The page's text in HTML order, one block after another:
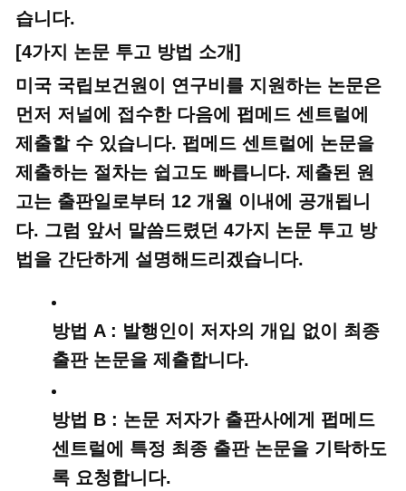
습니다.
[4가지 논문 투고 방법 소개]
미국 국립보건원이 연구비를 지원하는 논문은
먼저 저널에 접수한 다음에 펍메드 센트럴에
제출할 수 있습니다. 펍메드 센트럴에 논문을
제출하는 절차는 쉽고도 빠릅니다. 제출된 원
고는 출판일로부터 12 개월 이내에 공개됩니
다. 그럼 앞서 말씀드렸던 4가지 논문 투고 방
법을 간단하게 설명해드리겠습니다.
방법 A : 발행인이 저자의 개입 없이 최종
출판 논문을 제출합니다.
방법 B : 논문 저자가 출판사에게 펍메드
센트럴에 특정 최종 출판 논문을 기탁하도
록 요청합니다.